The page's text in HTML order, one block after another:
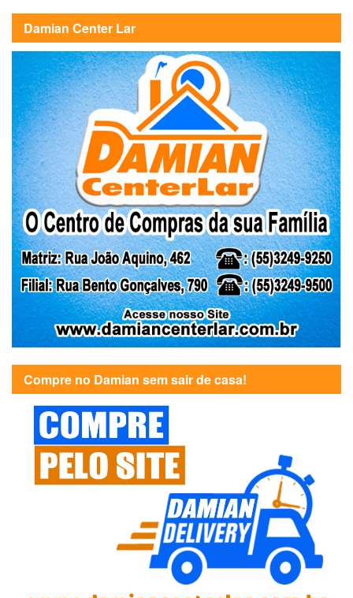
Damian Center Lar
Compre no Damian sem sair de casa!